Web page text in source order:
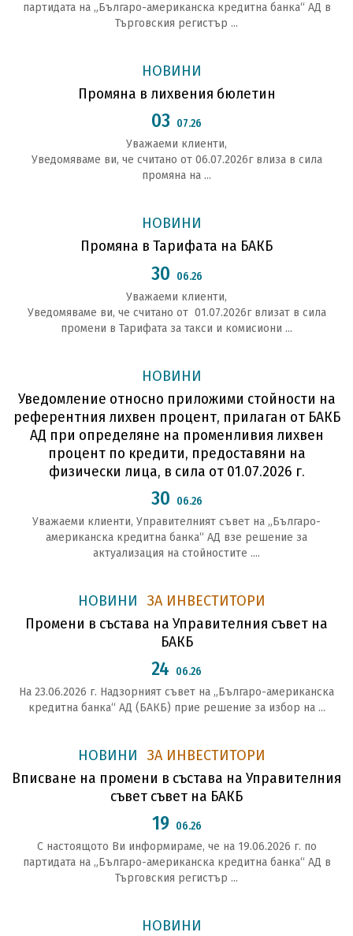
партидата на „Българо-американска кредитна банка“ АД в
Търговския регистър ...
НОВИНИ
Промяна в лихвения бюлетин
03 07.26
Уважаеми клиенти,
Уведомяваме ви, че считано от 06.07.2026г влиза в сила
промяна на ...
НОВИНИ
Промяна в Тарифата на БАКБ
30 06.26
Уважаеми клиенти,
Уведомяваме ви, че считано от 01.07.2026г влизат в сила
промени в Тарифата за такси и комисиони ...
НОВИНИ
Уведомление относно приложими стойности на
референтния лихвен процент, прилаган от БАКБ
АД при определяне на променливия лихвен
процент по кредити, предоставяни на
физически лица, в сила от 01.07.2026 г.
30 06.26
Уважаеми клиенти, Управителният съвет на „Българо-
американска кредитна банка“ АД взе решение за
актуализация на стойностите ....
НОВИНИ ЗА ИНВЕСТИТОРИ
Промени в състава на Управителния съвет на
БАКБ
24 06.26
На 23.06.2026 г. Надзорният съвет на „Българо-американска
кредитна банка“ АД (БАКБ) прие решение за избор на ...
НОВИНИ ЗА ИНВЕСТИТОРИ
Вписване на промени в състава на Управителния
съвет съвет на БАКБ
19 06.26
С настоящото Ви информираме, че на 19.06.2026 г. по
партидата на „Българо-американска кредитна банка“ АД в
Търговския регистър ...
НОВИНИ